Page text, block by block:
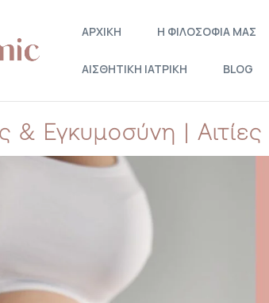
ΑΡΧΙΚΗ Η ΦΙΛΟΣΟΦΙΑ ΜΑΣ
ΑΙΣΘΗΤΙΚΗ ΙΑΤΡΙΚΗ BLOG
& Εγκυμοσύνη | Αιτίες